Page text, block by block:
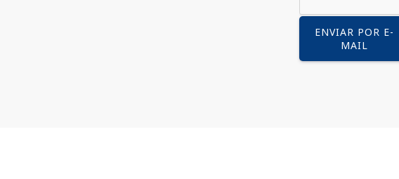
ENVIAR POR E-
MAIL